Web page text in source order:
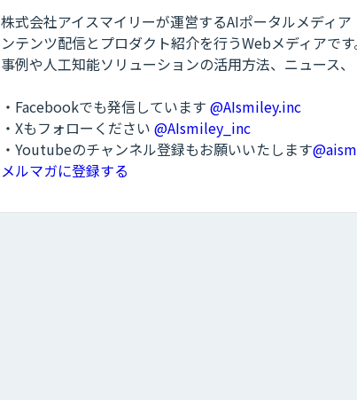
株式会社アイスマイリーが運営するAIポータルメディ
ンテンツ配信とプロダクト紹介を行うWebメディアで
事例や人工知能ソリューションの活用方法、ニュース、
・Facebookでも発信しています @AIsmiley.inc
・Xもフォローください @AIsmiley_inc
・Youtubeのチャンネル登録もお願いいたします
メルマガに登録する